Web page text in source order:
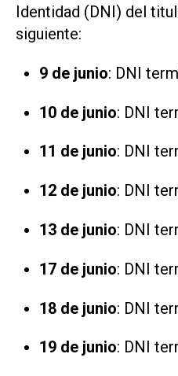
Identidad (DNI) del
siguiente:
9 de junio: DNI
10 de junio: DNI
11 de junio: DNI
12 de junio: DNI
13 de junio: DNI
17 de junio: DNI
18 de junio: DNI
19 de junio: DNI